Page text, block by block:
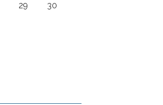
29
30